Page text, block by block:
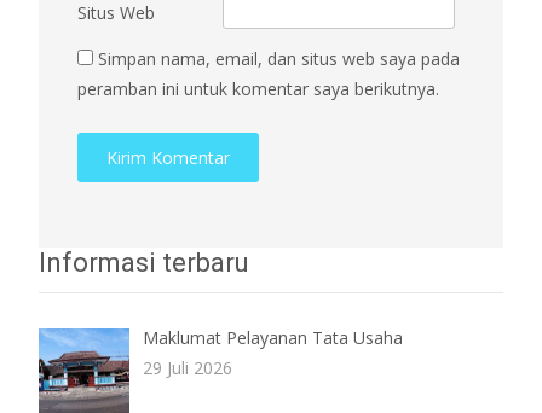
Situs Web
Simpan nama, email, dan situs web saya pada
peramban ini untuk komentar saya berikutnya.
Informasi terbaru
Maklumat Pelayanan Tata Usaha
29 Juli 2026